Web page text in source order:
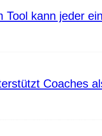
Tool kann jeder
Coaches